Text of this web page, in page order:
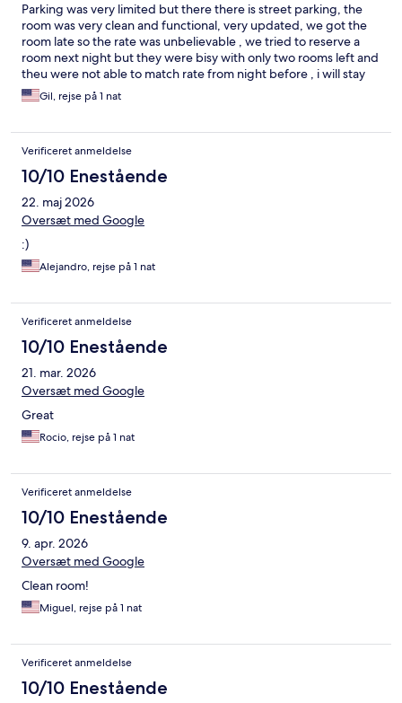
Parking was very limited but there there is street parking, the
room was very clean and functional, very updated, we got the
room late so the rate was unbelievable , we tried to reserve a
room next night but they were bisy with only two rooms left and
theu were not able to match rate from night before , i will stay
againGil, rejse på 1 nat
Verificeret anmeldelse
10/10 Enestående
22. maj 2026
Oversæt med Google
:)
Alejandro, rejse på 1 nat
Verificeret anmeldelse
10/10 Enestående
21. mar. 2026
Oversæt med Google
Great
Rocio, rejse på 1 nat
Verificeret anmeldelse
10/10 Enestående
9. apr. 2026
Oversæt med Google
Clean room!
Miguel, rejse på 1 nat
Verificeret anmeldelse
10/10 Enestående